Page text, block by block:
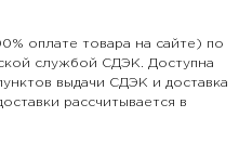
оплате товара на сайте) по
службой СДЭК. Доступна
выдачи СДЭК и доставка
рассчитывается в